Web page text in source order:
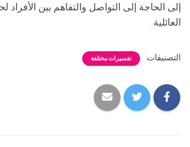
إلى الحاجة إلى التواصل والتفاهم بين الأفراد
العائلية.
التصنيفات: تفسيرات مختلفة